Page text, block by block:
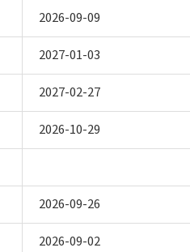
2026-09-09
2027-01-03
2027-02-27
2026-10-29
2026-09-26
2026-09-02